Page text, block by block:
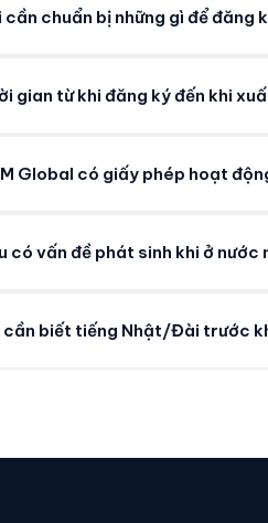
cần chuẩn bị những gì để đăng
gian từ khi đăng ký đến khi
Global có giấy phép hoạt
có vấn đề phát sinh khi ở nước
cần biết tiếng Nhật/Đài trước